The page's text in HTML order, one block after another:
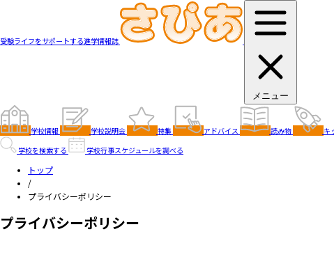
受験ライフをサポートする進学情報誌
メニュー
学校情報 学校説明会 特集 アドバイス 読み物
キ
学校を検索する
学校行事スケジュールを調べる
トップ
/
プライバシーポリシー
プライバシーポリシー